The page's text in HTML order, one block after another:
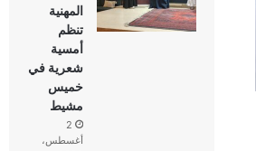
المهنية
تنظم
أمسية
شعرية في
خميس
مشيط
2
أغسطس،